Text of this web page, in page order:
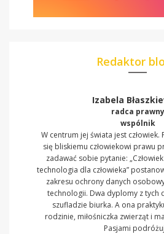
Redaktor
Izabela
radca prawny
wspólnik
W centrum jej świata jest człowiek.
się bliskiemu człowiekowi prawu
zadawać sobie pytanie:
technologia dla człowieka”
zakresu ochrony danych
technologii. Dwa dyplomy z tych
szufladzie biurka. A ona
rodzinie, miłośniczka zwierząt i
Pasjami